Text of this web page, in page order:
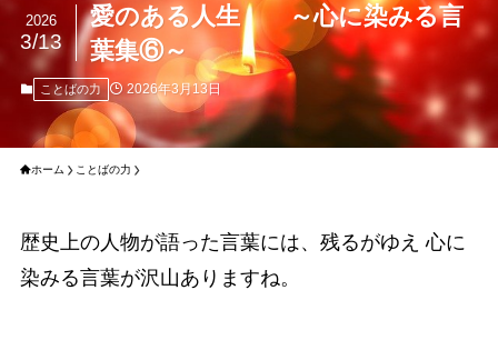
愛のある人生 ～心に染みる言
葉集⑥～
2026
3/13
ことばの力 2026年3月13日
ホーム ことばの力
歴史上の人物が語った言葉には、残るがゆえ 心に
染みる言葉が沢山ありますね。